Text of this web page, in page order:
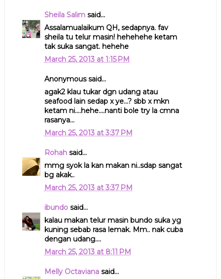
Sheila Salimsaid...
Assalamualaikum QH, sedapnya. fav
sheila tu telur masin! hehehehe ketam
tak suka sangat. hehehe
March 25, 2013 at 1:15 PM
Anonymous said...
agak2 klau tukar dgn udang atau
seafood lain sedap x ye...? sbb x mkn
ketam ni....hehe....nanti bole try la cmna
rasanya...
March 25, 2013 at 3:37 PM
Rohahsaid...
mmg syok la kan makan ni..sdap sangat
bg akak..
March 25, 2013 at 3:37 PM
ibundosaid...
kalau makan telur masin bundo suka yg
kuning sebab rasa lemak. Mm.. nak cuba
dengan udang....
March 25, 2013 at 8:11 PM
Melly Octavianasaid...